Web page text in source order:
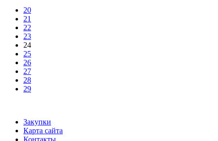
20
21
22
23
24
25
26
27
28
29
Закупки
Карта сайта